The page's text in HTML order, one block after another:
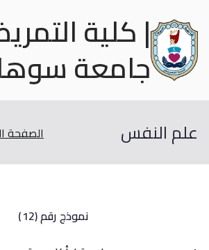
| كلية
جامعة
علم النفس الصفحة
نموذج رقم (12)